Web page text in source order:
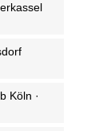
Köln ·